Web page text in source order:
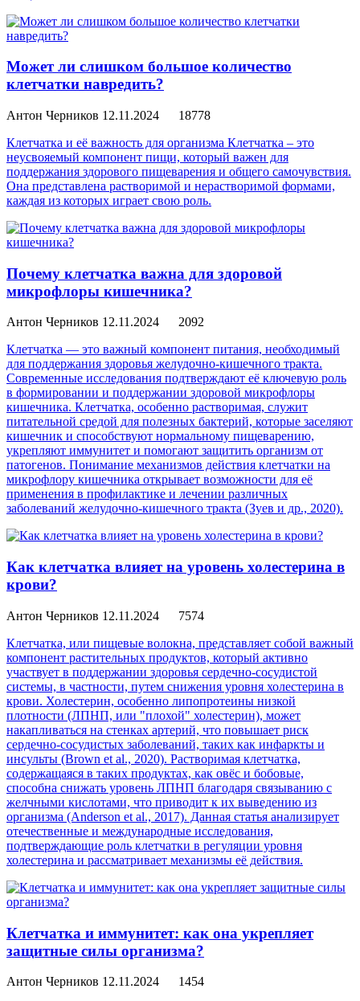
Может ли слишком большое количество
клетчатки навредить?
Антон Черников 12.11.2024
18778
Клетчатка и её важность для организма Клетчатка – это
неусвояемый компонент пищи, который важен для
поддержания здорового пищеварения и общего самочувствия.
Она представлена растворимой и нерастворимой формами,
каждая из которых играет свою роль.
Почему клетчатка важна для здоровой
микрофлоры кишечника?
Антон Черников 12.11.2024
2092
Клетчатка — это важный компонент питания, необходимый
для поддержания здоровья желудочно-кишечного тракта.
Современные исследования подтверждают её ключевую роль
в формировании и поддержании здоровой микрофлоры
кишечника. Клетчатка, особенно растворимая, служит
питательной средой для полезных бактерий, которые заселяют
кишечник и способствуют нормальному пищеварению,
укрепляют иммунитет и помогают защитить организм от
патогенов. Понимание механизмов действия клетчатки на
микрофлору кишечника открывает возможности для её
применения в профилактике и лечении различных
заболеваний желудочно-кишечного тракта (Зуев и др., 2020).
Как клетчатка влияет на уровень холестерина в
крови?
Антон Черников 12.11.2024
7574
Клетчатка, или пищевые волокна, представляет собой важный
компонент растительных продуктов, который активно
участвует в поддержании здоровья сердечно-сосудистой
системы, в частности, путем снижения уровня холестерина в
крови. Холестерин, особенно липопротеины низкой
плотности (ЛПНП, или "плохой" холестерин), может
накапливаться на стенках артерий, что повышает риск
сердечно-сосудистых заболеваний, таких как инфаркты и
инсульты (Brown et al., 2020). Растворимая клетчатка,
содержащаяся в таких продуктах, как овёс и бобовые,
способна снижать уровень ЛПНП благодаря связыванию с
желчными кислотами, что приводит к их выведению из
организма (Anderson et al., 2017). Данная статья анализирует
отечественные и международные исследования,
подтверждающие роль клетчатки в регуляции уровня
холестерина и рассматривает механизмы её действия.
Клетчатка и иммунитет: как она укрепляет
защитные силы организма?
Антон Черников 12.11.2024
1454